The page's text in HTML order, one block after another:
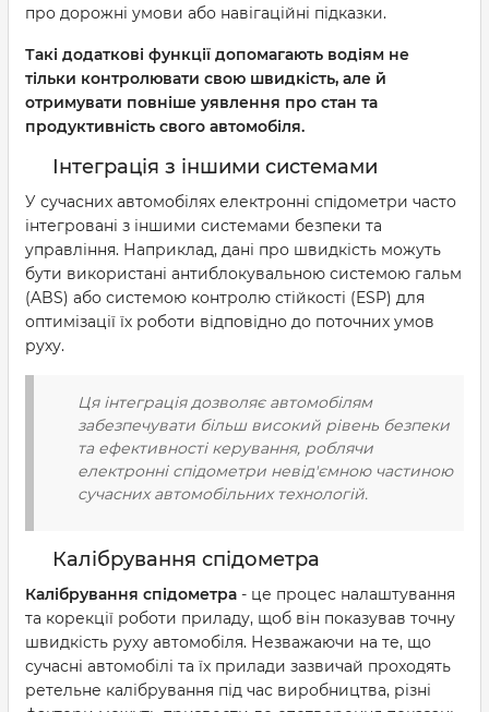
про дорожні умови або навігаційні підказки.
Такі додаткові функції допомагають водіям не
тільки контролювати свою швидкість, але й
отримувати повніше уявлення про стан та
продуктивність свого автомобіля.
Інтеграція з іншими системами
У сучасних автомобілях електронні спідометри часто
інтегровані з іншими системами безпеки та
управління. Наприклад, дані про швидкість можуть
бути використані антиблокувальною системою гальм
(ABS) або системою контролю стійкості (ESP) для
оптимізації їх роботи відповідно до поточних умов
руху.
Ця інтеграція дозволяє автомобілям
забезпечувати більш високий рівень безпеки
та ефективності керування, роблячи
електронні спідометри невід'ємною частиною
сучасних автомобільних технологій.
Калібрування спідометра
Калібрування спідометра - це процес налаштування
та корекції роботи приладу, щоб він показував точну
швидкість руху автомобіля. Незважаючи на те, що
сучасні автомобілі та їх прилади зазвичай проходять
ретельне калібрування під час виробництва, різні